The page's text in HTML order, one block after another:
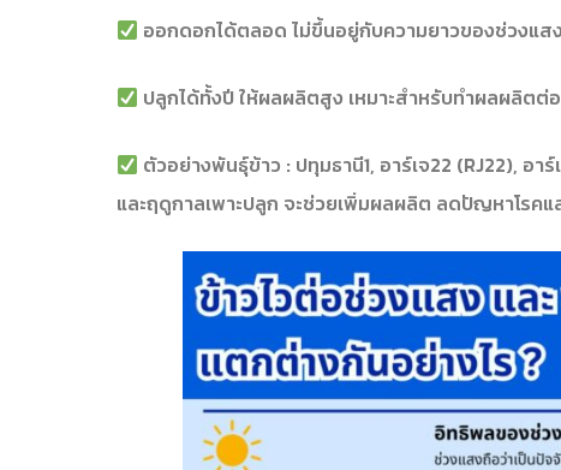
ออกดอกได้ตลอด ไม่ขึ้นอยู่กับความยาวของช่วงแสง
ปลูกได้ทั้งปี ให้ผลผลิตสูง เหมาะสำหรับทำผลผลิตต่
ตัวอย่างพันธุ์ข้าว : ปทุมธานี1, อาร์เจ22 (RJ22), อา
และฤดูกาลเพาะปลูก จะช่วยเพิ่มผลผลิต ลดปัญหาโร